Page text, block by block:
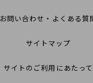
お問い合わせ・よくある質
サイトマップ
サイトのご利用にあたって